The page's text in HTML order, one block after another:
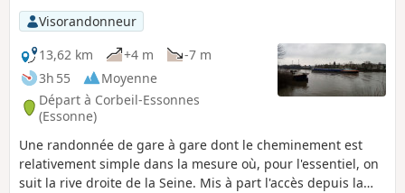
Visorandonneur
13,62 km
+4 m
-7 m
3h 55
Moyenne
Départ à Corbeil-Essonnes
(Essonne)
Une randonnée de gare à gare dont le cheminement est
relativement simple dans la mesure où, pour l'essentiel, on
suit la rive droite de la Seine. Mis à part l'accès depuis la